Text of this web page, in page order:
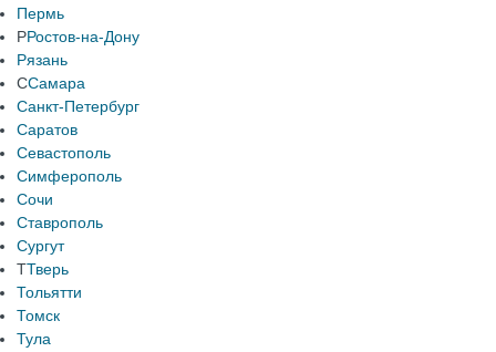
Пермь
РРостов-на-Дону
Рязань
ССамара
Санкт-Петербург
Саратов
Севастополь
Симферополь
Сочи
Ставрополь
Сургут
ТТверь
Тольятти
Томск
Тула